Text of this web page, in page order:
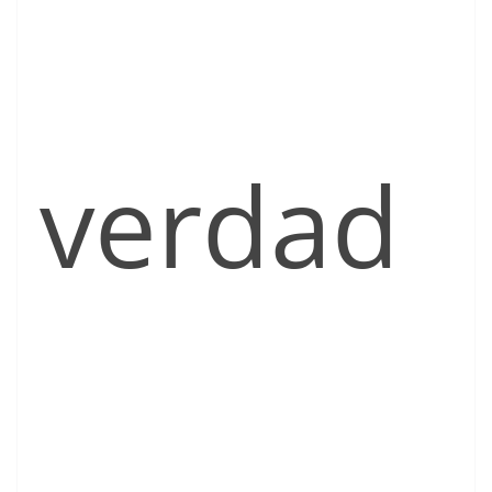
verdad